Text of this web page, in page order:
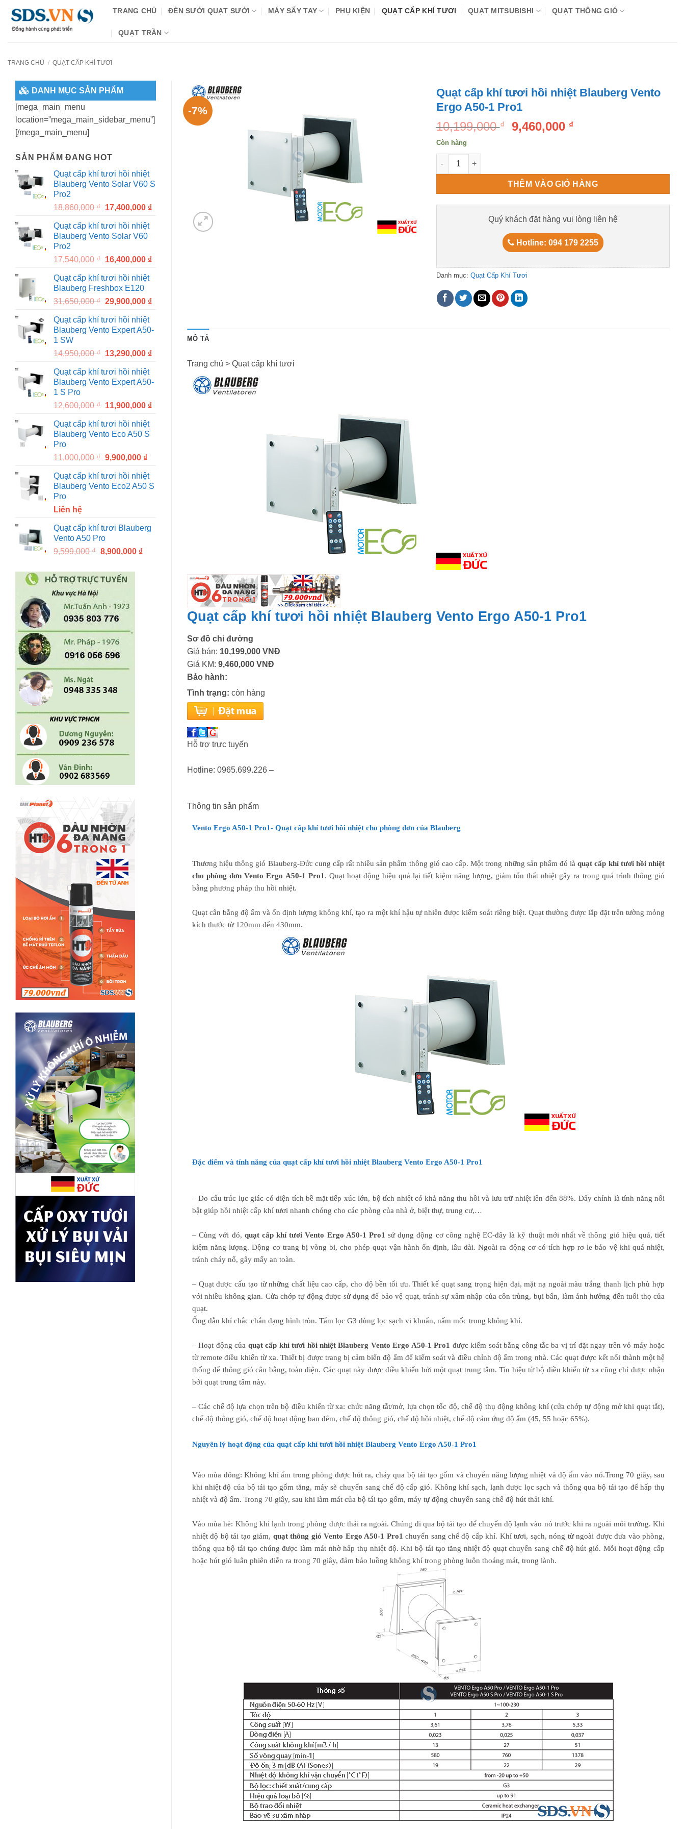
qua
TRANG CHỦ ĐÈN SƯỞI QUẠT SƯỞI MÁY SẤY TAY PHỤ KIỆN QUẠT CẤP KHÍ TƯƠI QUẠT MITSUBISHI QUẠT THÔNG GIÓ
QUẠT TRẦN
TRANG CHỦ / QUẠT CẤP KHÍ TƯƠI
DANH MỤC SẢN PHẨM
[mega_main_menu
location=”mega_main_sidebar_menu”]
[/mega_main_menu]
SẢN PHẨM ĐANG HOT
Quạt cấp khí tươi hồi nhiệt
Blauberg Vento Solar V60 S
Pro2
18,860,000₫ Original
was:
18,860,000 ₫.
17,400,000 ₫Current
Quạt cấp khí tươi hồi nhiệt
Blauberg Vento Solar V60
Pro2
17,540,000₫ Original
was:
17,540,000 ₫.
16,400,000 ₫Current
Quạt cấp khí tươi hồi nhiệt
Blauberg Freshbox E120
31,650,000₫ Original
was:
31,650,000 ₫.
29,900,000 ₫Current
29,900,000 ₫.
Quạt cấp khí tươi hồi nhiệt
Blauberg Vento Expert A50-
1 SW
14,950,000₫ Original
was:
14,950,000 ₫.
13,290,000 ₫Current
13,290,000 ₫.
Quạt cấp khí tươi hồi nhiệt
Blauberg Vento Expert A50-
1 S Pro
12,600,000₫ Original
was:
12,600,000 ₫.
11,900,000 ₫Current
Quạt cấp khí tươi hồi nhiệt
Blauberg Vento Eco A50 S
Pro
11,000,000₫ Original
was:
11,000,000 ₫.
9,900,000 ₫Current
is:
9,900,000 ₫.
Quạt cấp khí tươi hồi nhiệt
Blauberg Vento Eco2 A50 S
Pro
Liên hệ
Quạt cấp khí tươi Blauberg
Vento A50 Pro
9,599,000₫ Original
was:
9,599,000 ₫.
8,900,000 ₫Current
-7%
Quạt cấp khí tươi hồi nhiệt Blauberg Vento
Ergo A50-1 Pro1
10,199,000₫
Original
9,460,000 ₫Current
Còn hàng
Quạt cấp khí tươi hồi nhiệt Blauberg Vento Ergo A50-1 Pro1 số lượng
THÊM VÀO GIỎ HÀNG
Quý khách đặt hàng vui lòng liên hệ
Hotline: 094 179 2255
Danh mục: Quạt Cấp Khí Tươi
MÔ TẢ
Trang chủ > Quạt cấp khí tươi
Quạt cấp khí tươi hồi nhiệt Blauberg Vento Ergo A50-1 Pro1
Sơ đồ chỉ đường
Giá bán: 10,199,000 VNĐ
Giá KM: 9,460,000 VNĐ
Bảo hành:
Tình trạng: còn hàng
Hỗ trợ trực tuyến
Hotline: 0965.699.226 –
Thông tin sản phẩm
Vento Ergo A50-1 Pro1- Quạt cấp khí tươi hồi nhiệt cho phòng đơn của Blauberg
Thương hiệu thông gió Blauberg-Đức cung cấp rất nhiều sản phẩm thông gió cao cấp. Một trong những sản phẩm đó làquạt cấp khí tươi hồi nhiệt
cho phòng đơn Vento Ergo A50-1 Pro1. Quạt hoạt động hiệu quả lại tiết kiệm năng lượng, giảm tổn thất nhiệt gây ra trong quá trình thông gió
bằng phương pháp thu hồi nhiệt.
Quạt cân bằng độ ẩm và ổn định lượng không khí, tạo ra một khí hậu tự nhiên được kiểm soát riêng biệt. Quạt thường được lắp đặt trên tường mỏng
kích thước từ 120mm đến 430mm.
Đặc điểm và tính năng của quạt cấp khí tươi hồi nhiệt Blauberg Vento Ergo A50-1 Pro1
– Do cấu trúc lục giác có diện tích bề mặt tiếp xúc lớn, bộ tích nhiệt có khả năng thu hồi và lưu trữ nhiệt lên đến 88%. Đấy chính là tính năng nổi
bật giúp hồi nhiệt cấp khí tươi nhanh chóng cho các phòng của nhà ở, biệt thự, trung cư,…
– Cùng với đó, quạt cấp khí tươi Vento Ergo A50-1 Pro1 sử dụng động cơ công nghệ EC-đây là kỹ thuật mới nhất về thông gió hiệu quả, tiết
kiệm năng lượng. Động cơ trang bị vòng bi, cho phép quạt vận hành ổn định, lâu dài. Ngoài ra động cơ có tích hợp rơ le bảo vệ khi quá nhiệt,
tránh cháy nổ, gây mấy an toàn.
– Quạt được cấu tạo từ những chất liệu cao cấp, cho độ bền tối ưu. Thiết kế quạt sang trọng hiện đại, mặt nạ ngoài màu trắng thanh lịch phù hợp
với nhiều không gian. Cửa chớp tự động được sử dụng để bảo vệ quạt, tránh sự xâm nhập của côn trùng, bụi bẩn, làm ảnh hưởng đến tuổi thọ của
quạt.
Ống dẫn khí chắc chắn dạng hình tròn. Tấm lọc G3 dùng lọc sạch vi khuẩn, nấm mốc trong không khí.
– Hoạt động của quạt cấp khí tươi hồi nhiệt Blauberg Vento Ergo A50-1 Pro1 được kiểm soát bằng công tắc ba vị trí đặt ngay trên vỏ máy hoặc
từ remote điều khiển từ xa. Thiết bị được trang bị cảm biến độ ẩm để kiểm soát và điều chỉnh độ ẩm trong nhà. Các quạt được kết nối thành một hệ
thống để thông gió cân bằng, toàn điện. Các quạt này được điều khiển bởi một quạt trung tâm. Tín hiệu từ bộ điều khiển từ xa cũng chỉ được nhận
bởi quạt trung tâm này.
– Các chế độ lựa chọn trên bộ điều khiển từ xa: chức năng tắt/mở, lựa chọn tốc độ, chế độ thụ động không khí (cửa chớp tự động mở khi quạt tắt),
chế độ thông gió, chế độ hoạt động ban đêm, chế độ thông gió, chế độ hồi nhiệt, chế độ cảm ứng độ ẩm (45, 55 hoặc 65%).
Nguyên lý hoạt động của quạt cấp khí tươi hồi nhiệt Blauberg Vento Ergo A50-1 Pro1
Vào mùa đông: Không khí ấm trong phòng được hút ra, chảy qua bộ tái tạo gốm và chuyển năng lượng nhiệt và độ ẩm vào nó.Trong 70 giây, sau
khi nhiệt độ của bộ tái tạo gốm tăng, máy sẽ chuyển sang chế độ cấp gió. Không khí sạch, lạnh được lọc sạch và thông qua bộ tái tạo để hấp thụ
nhiệt và độ ẩm. Trong 70 giây, sau khi làm mát của bộ tái tạo gốm, máy tự động chuyển sang chế độ hút thải khí.
Vào mùa hè: Không khí lạnh trong phòng được thải ra ngoài. Chúng đi qua bộ tái tạo để chuyển độ lạnh vào nó trước khi ra ngoài môi trường. Khi
nhiệt độ bộ tái tạo giảm, quạt thông gió Vento Ergo A50-1 Pro1 chuyển sang chế độ cấp khí. Khí tươi, sạch, nóng từ ngoài được đưa vào phòng,
thông qua bộ tái tạo chúng được làm mát nhờ hấp thụ nhiệt độ. Khi bộ tái tạo tăng nhiệt độ quạt chuyển sang chế độ hút gió. Mỗi hoạt động cấp
hoặc hút gió luân phiên diễn ra trong 70 giây, đảm bảo luồng không khí trong phòng luôn thoáng mát, trong lành.